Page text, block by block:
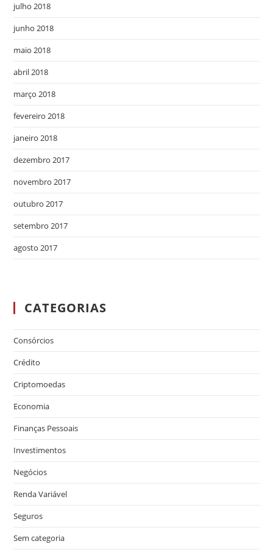
julho 2018
junho 2018
maio 2018
abril 2018
março 2018
fevereiro 2018
janeiro 2018
dezembro 2017
novembro 2017
outubro 2017
setembro 2017
agosto 2017
CATEGORIAS
Consórcios
Crédito
Criptomoedas
Economia
Finanças Pessoais
Investimentos
Negócios
Renda Variável
Seguros
Sem categoria